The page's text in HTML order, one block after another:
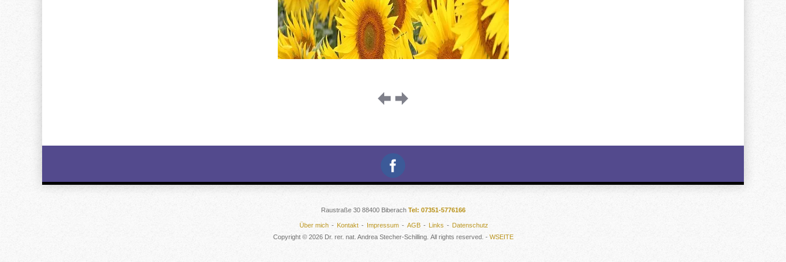
Raustraße 30 88400 Biberach Tel: 07351-5776166
Über mich Kontakt Impressum AGB Links
Datenschutz
Copyright © 2026 Dr. rer. nat. Andrea Stecher-Schilling. All rights reserved. - WSEITE